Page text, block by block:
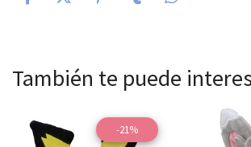
También te puede
-21%